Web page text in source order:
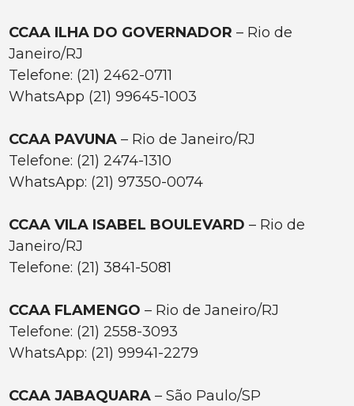
CCAA ILHA DO GOVERNADOR – Rio de
Janeiro/RJ
Telefone: (21) 2462-0711
WhatsApp (21) 99645-1003
CCAA PAVUNA – Rio de Janeiro/RJ
Telefone: (21) 2474-1310
WhatsApp: (21) 97350-0074
CCAA VILA ISABEL BOULEVARD – Rio de
Janeiro/RJ
Telefone: (21) 3841-5081
CCAA FLAMENGO – Rio de Janeiro/RJ
Telefone: (21) 2558-3093
WhatsApp: (21) 99941-2279
CCAA JABAQUARA – São Paulo/SP